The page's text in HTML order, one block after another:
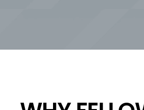
フェローシップで働く理由